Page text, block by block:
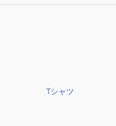
Tシャツ